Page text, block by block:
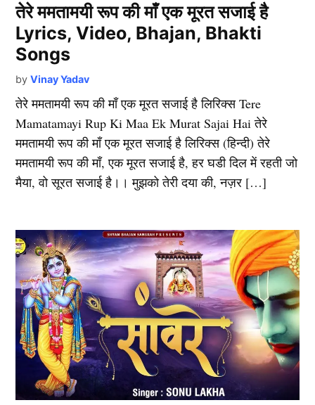
तेरे ममतामयी रूप की माँ एक मूरत सजाई है
Lyrics, Video, Bhajan, Bhakti
Songs
by Vinay Yadav
तेरे ममतामयी रूप की माँ एक मूरत सजाई है लिरिक्स Tere
Mamatamayi Rup Ki Maa Ek Murat Sajai Hai तेरे
ममतामयी रूप की माँ एक मूरत सजाई है लिरिक्स (हिन्दी) तेरे
ममतामयी रूप की माँ, एक मूरत सजाई है, हर घडी दिल में रहती जो
मैया, वो सूरत सजाई है।। मुझको तेरी दया की, नज़र […]